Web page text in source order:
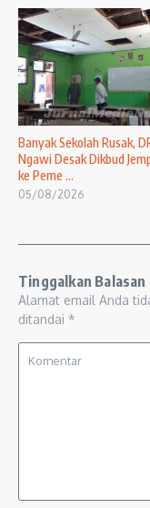
Banyak Sekolah Rusak,
Ngawi Desak Dikbud
ke Peme ...
05/08/2026
Tinggalkan Balasan
Alamat email Anda
ditandai *